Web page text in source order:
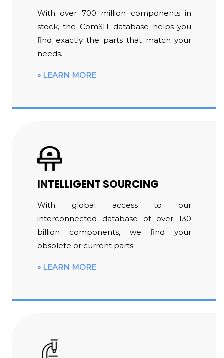
With over 700 million components in
stock, the ComSIT database helps you
find exactly the parts that match your
needs.
LEARN MORE
INTELLIGENT SOURCING
With global access to our
interconnected database of over 130
billion components, we find your
obsolete or current parts.
LEARN MORE